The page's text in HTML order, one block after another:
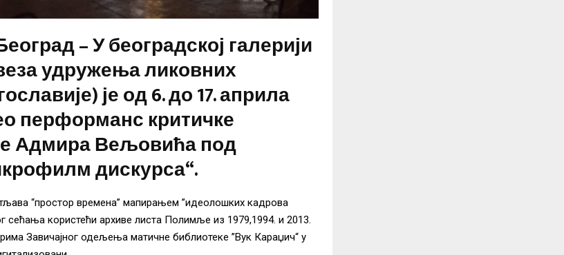
– У београдској галерији
удружења ликовних
је од 6. до 17. априла
перформанс критичке
Адмира Вељовића под
дискурса“.
“простор времена” мапирањем ”идеолошких кадрова
сећања користећи архиве листа Полимље из 1979,1994. и 2013.
Завичајног одељења матичне библиотеке ”Вук Караџич“ у